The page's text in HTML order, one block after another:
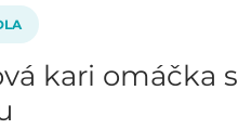
kari omáčka s